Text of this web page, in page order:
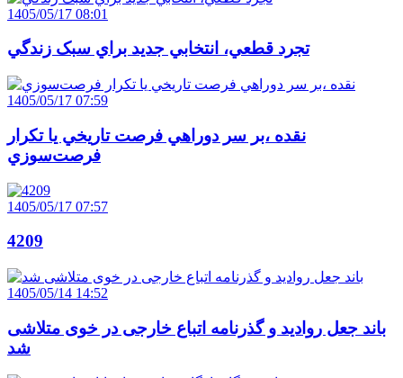
1405/05/17 08:01
تجرد قطعي، انتخابي جديد براي سبک زندگي
1405/05/17 07:59
نقده ،بر سر دوراهي فرصت تاريخي يا تکرار
فرصت‌سوزي
1405/05/17 07:57
4209
1405/05/14 14:52
باند جعل روادید و گذرنامه اتباع خارجی در خوی متلاشی
شد